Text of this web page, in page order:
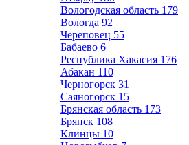
Вологодская область 179
Вологда 92
Череповец 55
Бабаево 6
Республика Хакасия 176
Абакан 110
Черногорск 31
Саяногорск 15
Брянская область 173
Брянск 108
Клинцы 10